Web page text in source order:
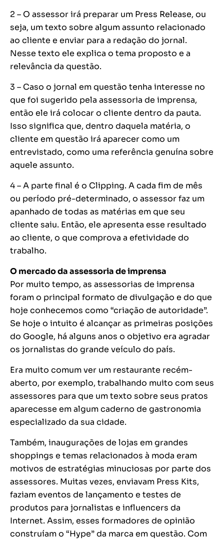
2 – O assessor irá preparar um Press Release, ou
seja, um texto sobre algum assunto relacionado
ao cliente e enviar para a redação do jornal.
Nesse texto ele explica o tema proposto e a
relevância da questão.
3 – Caso o jornal em questão tenha interesse no
que foi sugerido pela assessoria de imprensa,
então ele irá colocar o cliente dentro da pauta.
Isso significa que, dentro daquela matéria, o
cliente em questão irá aparecer como um
entrevistado, como uma referência genuína sobre
aquele assunto.
4 – A parte final é o Clipping. A cada fim de mês
ou período pré-determinado, o assessor faz um
apanhado de todas as matérias em que seu
cliente saiu. Então, ele apresenta esse resultado
ao cliente, o que comprova a efetividade do
trabalho.
O mercado da assessoria de imprensa
Por muito tempo, as assessorias de imprensa
foram o principal formato de divulgação e do que
hoje conhecemos como “criação de autoridade”.
Se hoje o intuito é alcançar as primeiras posições
do Google, há alguns anos o objetivo era agradar
os jornalistas do grande veículo do país.
Era muito comum ver um restaurante recém-
aberto, por exemplo, trabalhando muito com seus
assessores para que um texto sobre seus pratos
aparecesse em algum caderno de gastronomia
especializado da sua cidade.
Também, inaugurações de lojas em grandes
shoppings e temas relacionados à moda eram
motivos de estratégias minuciosas por parte dos
assessores. Muitas vezes, enviavam Press Kits,
faziam eventos de lançamento e testes de
produtos para jornalistas e influencers da
Internet. Assim, esses formadores de opinião
construíam o “Hype” da marca em questão. Com